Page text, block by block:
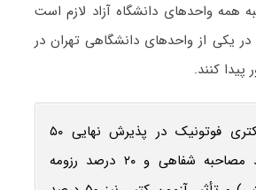
همه واحدهای دانشگاه آزاد لازم است
یکی از واحدهای دانشگاهی تهران در
کنند.
تأثیر مصاحبه دکتری فوتونیک در پذیرش نهایی ۵۰
درصد (۳۰ درصد مصاحبه شفاهی و ۲۰ درصد رزومه